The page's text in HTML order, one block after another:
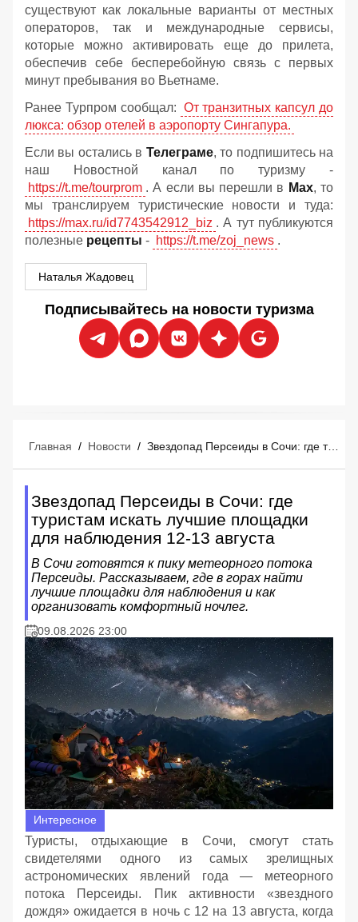
существуют как локальные варианты от местных
операторов, так и международные сервисы,
которые можно активировать еще до прилета,
обеспечив себе бесперебойную связь с первых
минут пребывания во Вьетнаме.
Ранее Турпром сообщал: От транзитных капсул до
люкса: обзор отелей в аэропорту Сингапура.
Если вы остались в Телеграме, то подпишитесь на
наш Новостной канал по туризму -
https://t.me/tourprom . А если вы перешли в Мах, то
мы транслируем туристические новости и туда:
https://max.ru/id7743542912_biz . А тут публикуются
полезные рецепты - https://t.me/zoj_news .
Наталья Жадовец
Подписывайтесь на новости туризма
Главная / Новости / Звездопад Персеиды в Сочи: где туристам искать лучшие площадки для наблюдения 12-13 августа
Звездопад Персеиды в Сочи: где
туристам искать лучшие площадки
для наблюдения 12-13 августа
В Сочи готовятся к пику метеорного потока
Персеиды. Рассказываем, где в горах найти
лучшие площадки для наблюдения и как
организовать комфортный ночлег.
09.08.2026 23:00
Интересное
Туристы, отдыхающие в Сочи, смогут стать
свидетелями одного из самых зрелищных
астрономических явлений года — метеорного
потока Персеиды. Пик активности «звездного
дождя» ожидается в ночь с 12 на 13 августа, когда